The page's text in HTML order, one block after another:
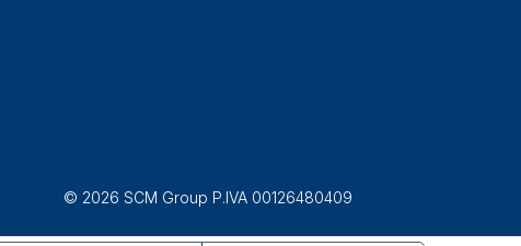
© 2026 SCM Group P.IVA 00126480409